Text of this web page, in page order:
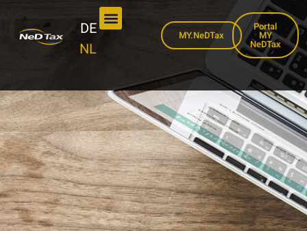
DE
NL
MY.NeDTax
Portal
MY
NeDTax